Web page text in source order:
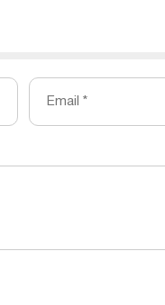
Email *